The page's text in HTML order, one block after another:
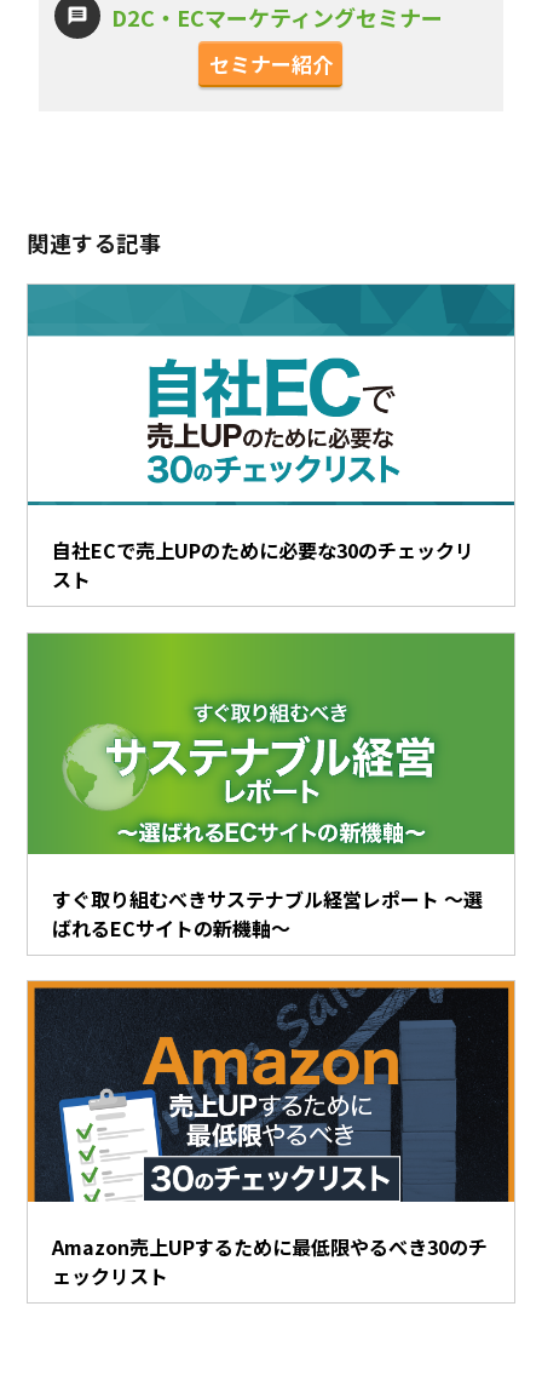
D2C・ECマーケティングセミナー
セミナー紹介
関連する記事
自社ECで売上UPのために必要な30のチェックリ
スト
すぐ取り組むべきサステナブル経営レポート ～選
ばれるECサイトの新機軸～
Amazon売上UPするために最低限やるべき30のチ
ェックリスト